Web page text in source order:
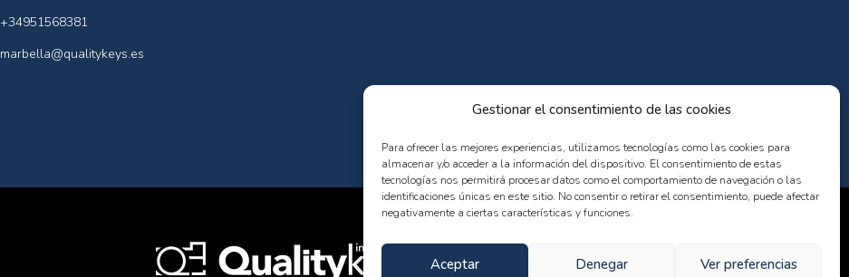
Gestionar el consentimiento de las cookies
Para ofrecer las mejores experiencias, utilizamos tecnologías como las cookies para
almacenar y/o acceder a la información del dispositivo. El consentimiento de estas
tecnologías nos permitirá procesar datos como el comportamiento de navegación o las
identificaciones únicas en este sitio. No consentir o retirar el consentimiento, puede afectar
negativamente a ciertas características y funciones.
Aceptar Denegar Ver preferencias
+34951568381
marbella@qualitykeys.es